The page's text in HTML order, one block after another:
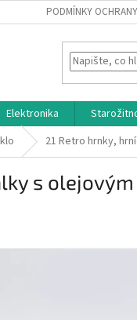
PODMÍNKY
Elektronika
21 Retro hrnky,
s